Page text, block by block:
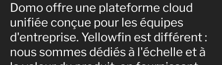
Domo offre une plateforme cloud
unifiée conçue pour les équipes
d'entreprise. Yellowfin est différent :
nous sommes dédiés à l'échelle et à